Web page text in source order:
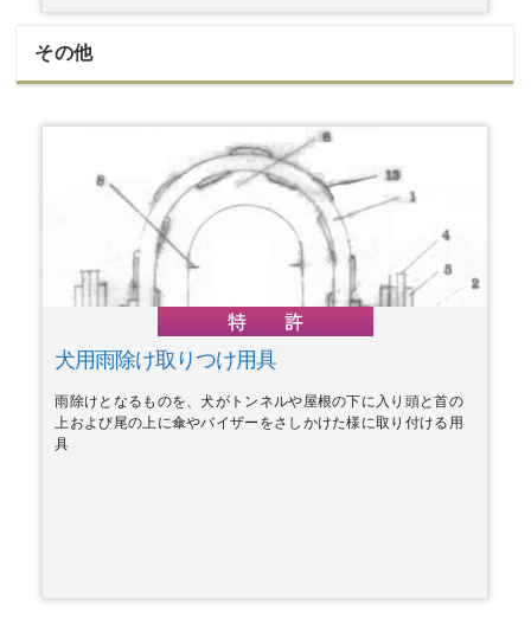
その他
犬用雨除け取りつけ用具
雨除けとなるものを、犬がトンネルや屋根の下に入り頭と首の
上および尾の上に傘やバイザーをさしかけた様に取り付ける用
具